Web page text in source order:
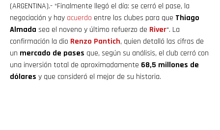
(ARGENTINA).- “Finalmente llegó el día: se cerró el pase, la
negociación y hay acuerdo entre los clubes para que Thiago
Almada sea el noveno y último refuerzo de River“. La
confirmación la dio Renzo Pantich, quien detalló las cifras de
un mercado de pases que, según su análisis, el club cerró con
una inversión total de aproximadamente 68,5 millones de
dólares y que consideró el mejor de su historia.